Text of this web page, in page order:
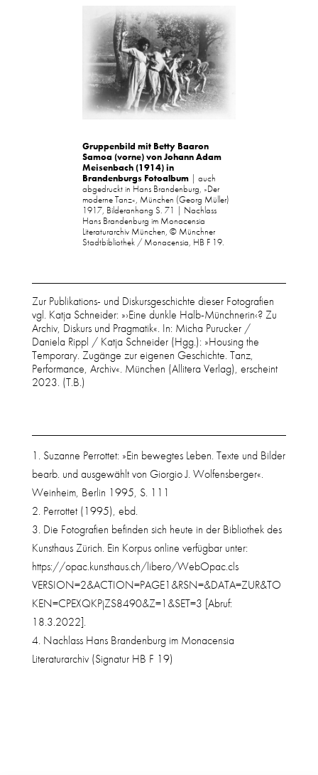
Gruppenbild mit Betty Baaron
Samoa (vorne) von Johann Adam
Meisenbach (1914) in
Brandenburgs Fotoalbum | auch
abgedruckt in Hans Brandenburg, »Der
moderne Tanz«, München (Georg Müller)
1917, Bilderanhang S. 71 | Nachlass
Hans Brandenburg im Monacensia
Literaturarchiv München, © Münchner
Stadtbibliothek / Monacensia, HB F 19.
Zur Publikations- und Diskursgeschichte dieser Fotografien
vgl. Katja Schneider: »›Eine dunkle Halb-Münchnerin‹? Zu
Archiv, Diskurs und Pragmatik«. In: Micha Purucker /
Daniela Rippl / Katja Schneider (Hgg.): »Housing the
Temporary. Zugänge zur eigenen Geschichte. Tanz,
Performance, Archiv«. München (Allitera Verlag), erscheint
2023. (T.B.)
Suzanne Perrottet: »Ein bewegtes Leben. Texte und Bilder
bearb. und ausgewählt von Giorgio J. Wolfensberger«.
Weinheim, Berlin 1995, S. 111
Perrottet (1995), ebd.
Die Fotografien befinden sich heute in der Bibliothek des
Kunsthaus Zürich. Ein Korpus online verfügbar unter:
https://opac.kunsthaus.ch/libero/WebOpac.cls
VERSION=2&ACTION=PAGE1&RSN=&DATA=ZUR&TO
KEN=CPEXQKPjZS8490&Z=1&SET=3 [Abruf:
18.3.2022].
Nachlass Hans Brandenburg im Monacensia
Literaturarchiv (Signatur HB F 19)